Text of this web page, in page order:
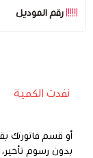
رقم الموديل
نفدت الكمية
أو قسم فاتورتك
بدون رسوم